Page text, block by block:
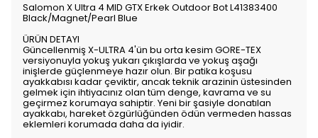
Salomon X Ultra 4 MID GTX Erkek Outdoor Bot L41383400
Black/Magnet/Pearl Blue
ÜRÜN DETAYI
Güncellenmiş X-ULTRA 4'ün bu orta kesim GORE-TEX
versiyonuyla yokuş yukarı çıkışlarda ve yokuş aşağı
inişlerde güçlenmeye hazır olun. Bir patika koşusu
ayakkabısı kadar çeviktir, ancak teknik arazinin üstesinden
gelmek için ihtiyacınız olan tüm denge, kavrama ve su
geçirmez korumaya sahiptir. Yeni bir şasiyle donatılan
ayakkabı, hareket özgürlüğünden ödün vermeden hassas
eklemleri korumada daha da iyidir.